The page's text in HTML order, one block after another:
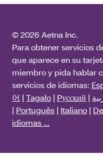
© 2026 Aetna Inc.
Para obtener servicios
que aparece en su
miembro y pida hablar
servicios de idiomas:
어 | Tagalo | Pусский |
| Português | Italiano |
idiomas ...